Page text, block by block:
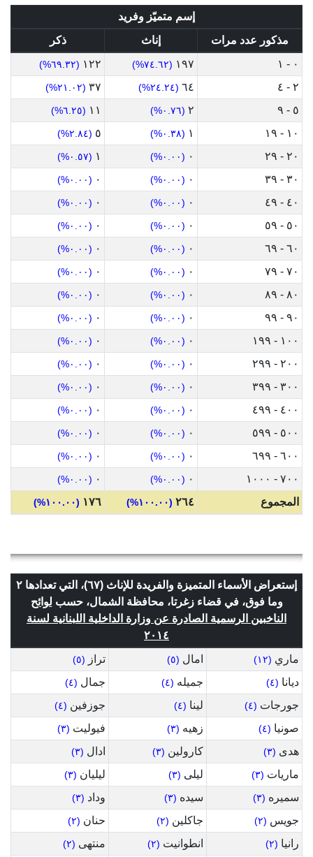
إسم متميّز وفريد
مذكور عدد مرات
إناث
ذكر
٠ - ١
١٩٧ (٧٤.٦٢%) ١٢٢ (٦٩.٣٢%)
٢ - ٤ ٦٤ (٢٤.٢٤%) ٣٧ (٢١.٠٢%)
٥ - ٩ ٢ (٠.٧٦%) ١١ (٦.٢٥%)
١٠ - ١٩ ١ (٠.٣٨%) ٥ (٢.٨٤%)
٢٠ - ٢٩ ٠ (٠.٠٠%) ١ (٠.٥٧%)
٣٠ - ٣٩ ٠ (٠.٠٠%) ٠ (٠.٠٠%)
٤٠ - ٤٩ ٠ (٠.٠٠%) ٠ (٠.٠٠%)
٥٠ - ٥٩ ٠ (٠.٠٠%) ٠ (٠.٠٠%)
٦٠ - ٦٩ ٠ (٠.٠٠%) ٠ (٠.٠٠%)
٧٠ - ٧٩ ٠ (٠.٠٠%) ٠ (٠.٠٠%)
٨٠ - ٨٩ ٠ (٠.٠٠%) ٠ (٠.٠٠%)
٩٠ - ٩٩ ٠ (٠.٠٠%) ٠ (٠.٠٠%)
١٠٠ - ١٩٩ ٠ (٠.٠٠%) ٠ (٠.٠٠%)
٢٠٠ - ٢٩٩ ٠ (٠.٠٠%) ٠ (٠.٠٠%)
٣٠٠ - ٣٩٩ ٠ (٠.٠٠%) ٠ (٠.٠٠%)
٤٠٠ - ٤٩٩ ٠ (٠.٠٠%) ٠ (٠.٠٠%)
٥٠٠ - ٥٩٩ ٠ (٠.٠٠%) ٠ (٠.٠٠%)
٦٠٠ - ٦٩٩ ٠ (٠.٠٠%) ٠ (٠.٠٠%)
٧٠٠ - ١٠٠٠ ٠ (٠.٠٠%) ٠ (٠.٠٠%)
المجموع ٢٦٤ (١٠٠.٠٠%) ١٧٦ (١٠٠.٠٠%)
إستعراض الأسماء المتميزة والفريدة للإناث (٦٧)، التي تعدادها ٢
وما فوق، في قضاء زغرتا، محافظة الشمال، حسب لوائح
الناخبين الرسمية الصادرة عن وزارة الداخلية اللبنانية لسنة
٢٠١٤
ماري (١٢) امال (٥) تراز (٥)
ديانا (٤) جميله (٤) جمال (٤)
جورجات (٤) لينا (٤) جوزفين (٤)
صونيا (٤) زهيه (٣) فيوليت (٣)
هدى (٣) كارولين (٣) ادال (٣)
ماريات (٣) ليلى (٣) ليليان (٣)
سميره (٣) سيده (٣) وداد (٣)
جويس (٢) جاكلين (٢) حنان (٢)
رانيا (٢) انطوانيت (٢) منتهى (٢)